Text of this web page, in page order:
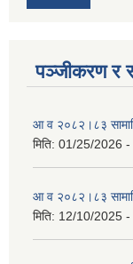
पञ्जीकरण र
आ व २०८२।८३
मिति: 01/25/2026 -
आ व २०८२।८३
मिति: 12/10/2025 -